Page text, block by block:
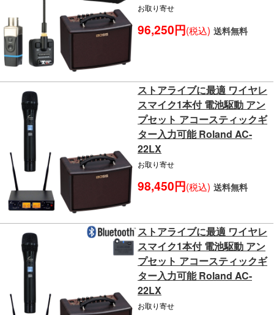
お取り寄せ
96,250円(税込) 送料無料
ストアライブに最適 ワイヤレ
スマイク1本付 電池駆動 アン
プセット アコースティックギ
ター入力可能 Roland AC-
22LX
お取り寄せ
98,450円(税込) 送料無料
ストアライブに最適 ワイヤレ
スマイク1本付 電池駆動 アン
プセット アコースティックギ
ター入力可能 Roland AC-
22LX
お取り寄せ